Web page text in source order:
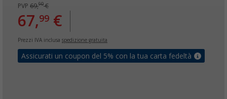
PVP 69,90€
67,99 €
Prezzi IVA inclusa spedizione gratuita
Assicurati un coupon del 5% con la tua carta fedeltà